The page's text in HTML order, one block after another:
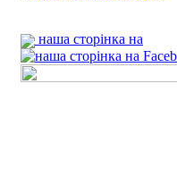
наша сторінка на